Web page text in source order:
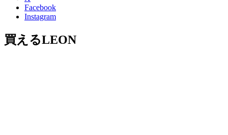
Facebook
Instagram
買えるLEON